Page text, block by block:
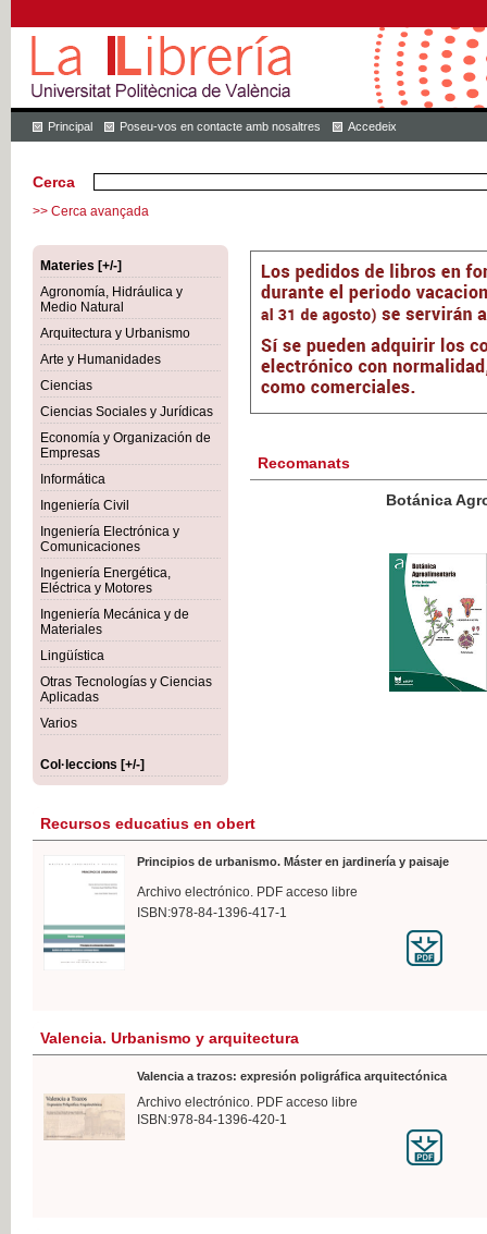
Principal Poseu-vos en contacte amb nosaltres Accedeix
Cerca
>> Cerca avançada
Materies [+/-]
Agronomía, Hidráulica y
Medio Natural
Arquitectura y Urbanismo
Arte y Humanidades
Ciencias
Ciencias Sociales y Jurídicas
Economía y Organización de
Empresas
Informática
Ingeniería Civil
Ingeniería Electrónica y
Comunicaciones
Ingeniería Energética,
Eléctrica y Motores
Ingeniería Mecánica y de
Materiales
Lingüística
Otras Tecnologías y Ciencias
Aplicadas
Varios
Col·leccions [+/-]
Recomanats
Botánica Agroalimentaria
IVA
Recursos educatius en obert
Principios de urbanismo. Máster en jardinería y paisaje
Archivo electrónico. PDF acceso libre
ISBN:978-84-1396-417-1
Valencia. Urbanismo y arquitectura
Valencia a trazos: expresión poligráfica arquitectónica
Archivo electrónico. PDF acceso libre
ISBN:978-84-1396-420-1